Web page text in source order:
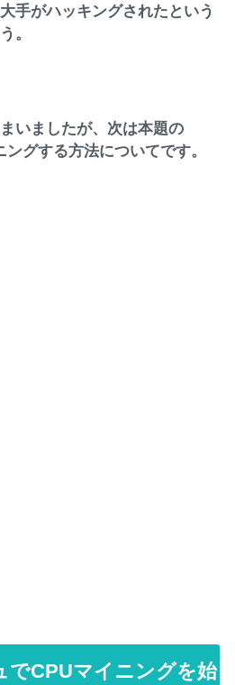
手がハッキングされたという
。
いましたが、次は本題の
グする方法についてです。
でCPUマイニングを始